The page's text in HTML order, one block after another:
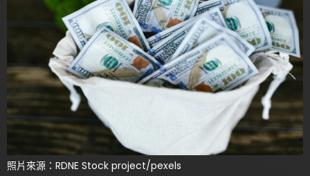
照片來源：RDNE Stock project/pexels